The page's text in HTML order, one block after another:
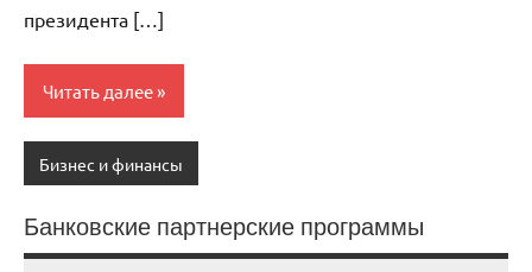
президента […]
Читать далее
Бизнес и финансы
Банковские партнерские программы